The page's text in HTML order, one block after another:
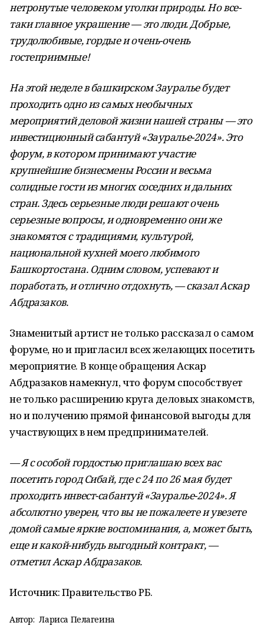
нетронутые человеком уголки природы. Но все-
таки главное украшение — это люди. Добрые,
трудолюбивые, гордые и очень-очень
гостеприимные!
На этой неделе в башкирском Зауралье будет
проходить одно из самых необычных
мероприятий деловой жизни нашей страны — это
инвестиционный сабантуй «Зауралье-2024». Это
форум, в котором принимают участие
крупнейшие бизнесмены России и весьма
солидные гости из многих соседних и дальних
стран. Здесь серьезные люди решают очень
серьезные вопросы, и одновременно они же
знакомятся с традициями, культурой,
национальной кухней моего любимого
Башкортостана. Одним словом, успевают и
поработать, и отлично отдохнуть, — сказал Аскар
Абдразаков.
Знаменитый артист не только рассказал о самом
форуме, но и пригласил всех желающих посетить
мероприятие. В конце обращения Аскар
Абдразаков намекнул, что форум способствует
не только расширению круга деловых знакомств,
но и получению прямой финансовой выгоды для
участвующих в нем предпринимателей.
— Я с особой гордостью приглашаю всех вас
посетить город Сибай, где с 24 по 26 мая будет
проходить инвест-сабантуй «Зауралье-2024». Я
абсолютно уверен, что вы не пожалеете и увезете
домой самые яркие воспоминания, а, может быть,
еще и какой-нибудь выгодный контракт, —
отметил Аскар Абдразаков.
Источник: Правительство РБ.
Автор: Лариса Пелагеина